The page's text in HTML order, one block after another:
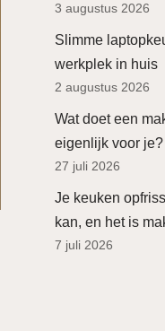
3 augustus 2026
Slimme
werkplek in huis
2 augustus 2026
Wat doet een
eigenlijk voor je?
27 juli 2026
Je keuken
kan, en het is
7 juli 2026